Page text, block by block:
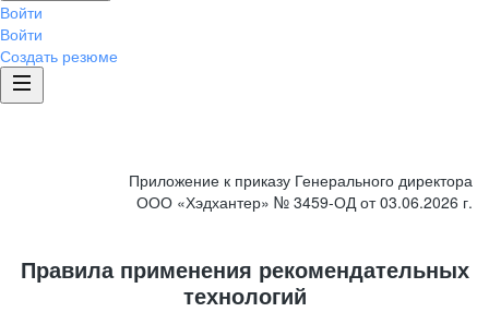
Войти
Войти
Создать резюме
Приложение к приказу Генерального директора
ООО «Хэдхантер» № 3459-ОД от 03.06.2026 г.
Правила применения рекомендательных
технологий